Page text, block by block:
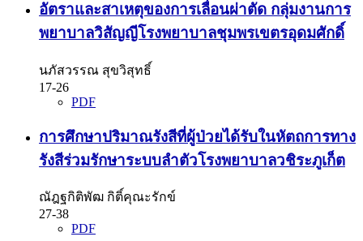
อัตราและสาเหตุของการเลื่อนผ่าตัด กลุ่มงานการ
พยาบาลวิสัญญีโรงพยาบาลชุมพรเขตรอุดมศักดิ์
นภัสวรรณ สุขวิสุทธิ์
17-26
PDF
การศึกษาปริมาณรังสีที่ผู้ป่วยได้รับในหัตถการทาง
รังสีร่วมรักษาระบบลำตัวโรงพยาบาลวชิระภูเก็ต
ณัฎฐกิติพัฒ กิติ์คุณะรักข์
27-38
PDF